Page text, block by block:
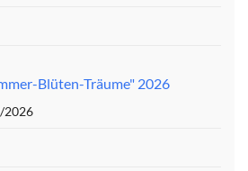
Blüten-Träume" 2026
2026